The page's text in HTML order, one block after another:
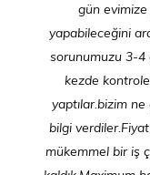
gün evimize
yapabileceğini
sorunumuzu 3-
kezde
yaptılar.bizim
bilgi
mükemmel bir iş